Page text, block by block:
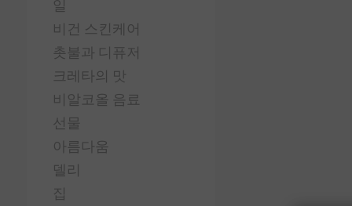
일
비건 스킨케어
촛불과 디퓨저
크레타의 맛
비알코올 음료
선물
아름다움
델리
집